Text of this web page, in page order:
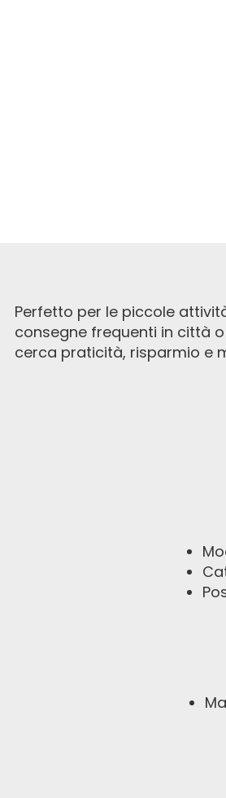
Perfetto per le piccole
consegne frequenti in città
cerca praticità, risparmio e